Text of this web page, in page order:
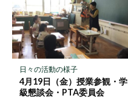
マ
ー
ク
に
存
日々の活動の様子
4月19日（金）授業参観・学
級懇談会・PTA委員会